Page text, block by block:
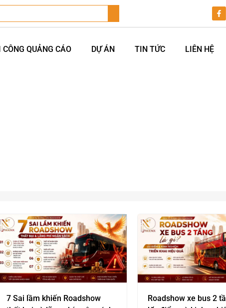
CÔNG QUẢNG CÁO DỰ ÁN TIN TỨC LIÊN HỆ
7 Sai lầm khiến Roadshow
Roadshow xe bus 2